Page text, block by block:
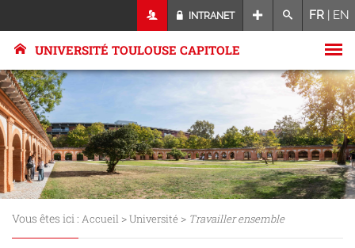
INTRANET FR | EN
UNIVERSITÉ TOULOUSE CAPITOLE
Vous êtes ici : Accueil >Université > Travailler ensemble